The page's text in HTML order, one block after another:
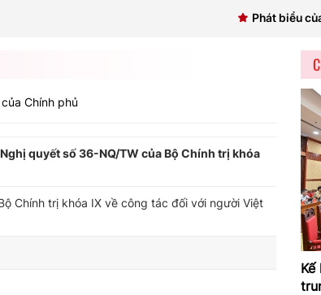
Phát biểu của đồng chí
Chính phủ
quyết số 36-NQ/TW của Bộ Chính trị khóa
Chính trị khóa IX về công tác đối với người Việt